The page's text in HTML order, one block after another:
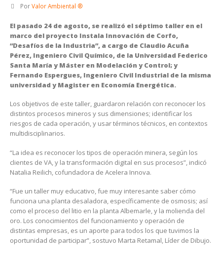
PorValor Ambiental ®
El pasado 24 de agosto, se realizó el séptimo taller en el
marco del proyecto Instala Innovación de Corfo,
“Desafíos de la Industria”, a cargo de Claudio Acuña
Pérez, Ingeniero Civil Químico, de la Universidad Federico
Santa María y Máster en Modelación y Control; y
Fernando Espergues, Ingeniero Civil Industrial de la misma
universidad y Magister en Economía Energética.
Los objetivos de este taller, guardaron relación con reconocer los
distintos procesos mineros y sus dimensiones; identificar los
riesgos de cada operación, y usar términos técnicos, en contextos
multidisciplinarios.
“La idea es reconocer los tipos de operación minera, según los
clientes de VA, y la transformación digital en sus procesos”, indicó
Natalia Reilich, cofundadora de Acelera Innova.
“Fue un taller muy educativo, fue muy interesante saber cómo
funciona una planta desaladora, específicamente de osmosis; así
como el proceso del litio en la planta Albemarle, y la molienda del
oro. Los conocimientos del funcionamiento y operación de
distintas empresas, es un aporte para todos los que tuvimos la
oportunidad de participar”, sostuvo Marta Retamal, Líder de Dibujo.